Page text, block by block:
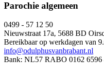
Parochie algemeen
0499 - 57 12 50
Nieuwstraat 17a, 5688 BD
Bereikbaar op werkdagen van
info@odulphusvanbrabant.nl
Bank: NL57 RABO 0162 6596